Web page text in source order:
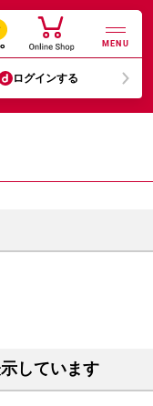
MENU
ログインする
しています